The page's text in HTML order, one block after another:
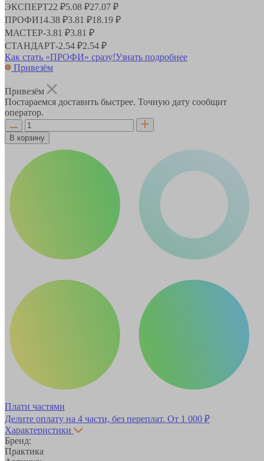
ЭКСПЕРТ22 ₽5.08 ₽27.07 ₽
ПРОФИ14.38 ₽3.81 ₽18.19 ₽
МАСТЕР-3.81 ₽3.81 ₽
СТАНДАРТ-2.54 ₽2.54 ₽
Как стать «ПРОФИ» сразу!Узнать подробнее
Привезём
Привезём
Постараемся доставить быстрее. Точную дату сообщит
оператор.
В корзину
Плати частями
Делите оплату на 4 части, без переплат. От 1 000 ₽
Характеристики
Бренд:
Практика